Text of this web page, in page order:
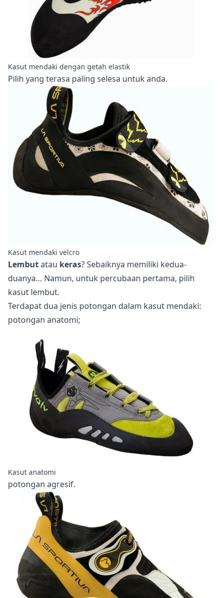
Kasut mendaki dengan getah elastik
Pilih yang terasa paling selesa untuk anda.
Kasut mendaki velcro
Lembutatau keras? Sebaiknya memiliki kedua-
duanya… Namun, untuk percubaan pertama, pilih
kasut lembut.
Terdapat dua jenis potongan dalam kasut mendaki:
potongan anatomi;
Kasut anatomi
potongan agresif.